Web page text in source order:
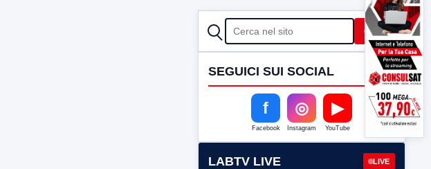
CERCA Cerca
SEGUICI SUI SOCIAL
f
Facebook
◎
Instagram
▶
YouTube
LABTV LIVE LIVE